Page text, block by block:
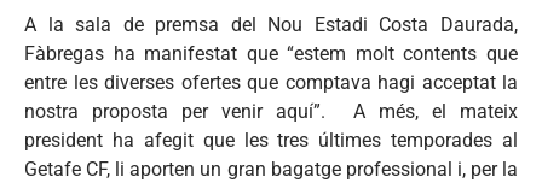
A la sala de premsa del Nou Estadi Costa Daurada,
Fàbregas ha manifestat que “estem molt contents que
entre les diverses ofertes que comptava hagi acceptat la
nostra proposta per venir aquí”. A més, el mateix
president ha afegit que les tres últimes temporades al
Getafe CF, li aporten un gran bagatge professional i, per la